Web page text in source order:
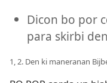
Dicon bo por
para skirbi
1, 2. Den ki maneranan